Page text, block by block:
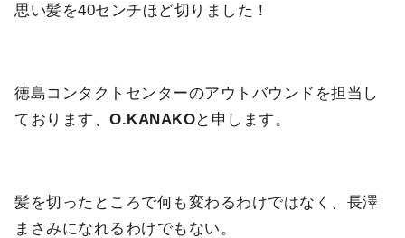
思い髪を40センチほど切りました！
徳島コンタクトセンターのアウトバウンドを担当し
ております、O.KANAKOと申します。
髪を切ったところで何も変わるわけではなく、長澤
まさみになれるわけでもない。